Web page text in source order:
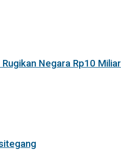
Negara Rp10 Miliar